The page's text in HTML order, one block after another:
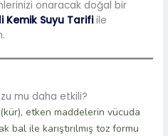
onaracak doğal bir
Kemik Suyu Tarifiile
mu daha etkili?
etken maddelerin vücuda
bal ile karıştırılmış toz formu